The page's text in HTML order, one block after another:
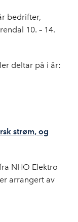
e
b
k
k
e
n
s
bedrifter,
10. – 14.
deltar på i år:
strøm, og
NHO Elektro
arrangert av